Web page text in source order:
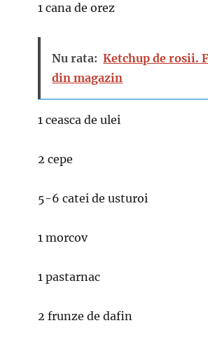
1 cana de orez
Nu rata: Ketchup de rosii.
din magazin
1 ceasca de ulei
2 cepe
5-6 catei de usturoi
1 morcov
1 pastarnac
2 frunze de dafin